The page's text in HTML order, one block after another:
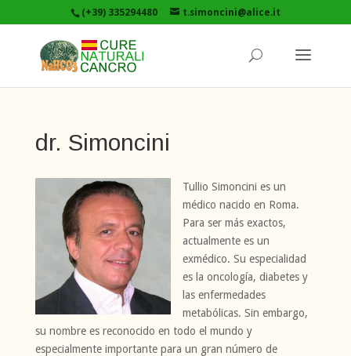
(+39) 335294480 t.simoncini@alice.it
dr. Simoncini
Tullio Simoncini es un
médico nacido en Roma.
Para ser más exactos,
actualmente es un
exmédico. Su especialidad
es la oncología, diabetes y
las enfermedades
metabólicas. Sin embargo,
su nombre es reconocido en todo el mundo y
especialmente importante para un gran número de